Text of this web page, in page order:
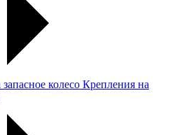
Крепления на